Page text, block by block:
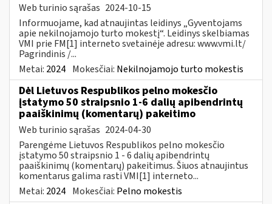
Web turinio sąrašas 2024-10-15
Informuojame, kad atnaujintas leidinys „Gyventojams
apie nekilnojamojo turto mokestį“. Leidinys skelbiamas
VMI prie FM[1] interneto svetainėje adresu: www.vmi.lt/
Pagrindinis /...
Metai: 2024 Mokesčiai: Nekilnojamojo turto mokestis
Dėl Lietuvos Respublikos pelno mokesčio
įstatymo 50 straipsnio 1-6 dalių apibendrintų
paaiškinimų (komentarų) pakeitimo
Web turinio sąrašas 2024-04-30
Parengėme Lietuvos Respublikos pelno mokesčio
įstatymo 50 straipsnio 1 - 6 dalių apibendrintų
paaiškinimų (komentarų) pakeitimus. Šiuos atnaujintus
komentarus galima rasti VMI[1] interneto...
Metai: 2024 Mokesčiai: Pelno mokestis